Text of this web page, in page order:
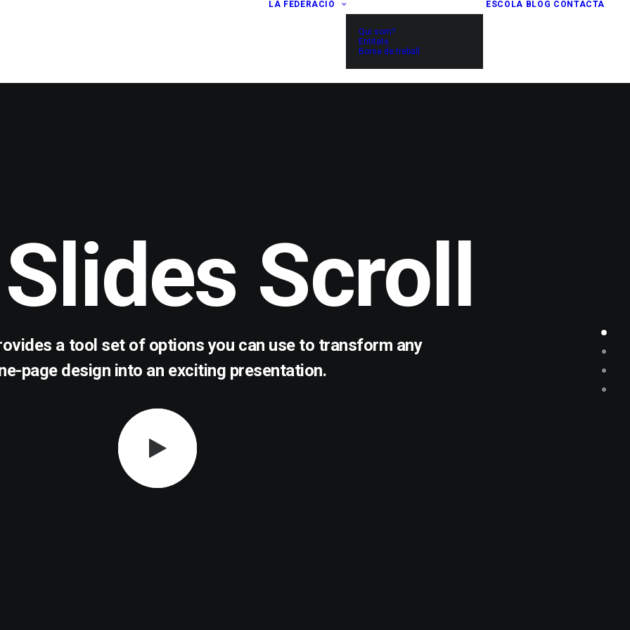
LA FEDERACIÓ
Qui som?
Entitats
Borsa de treball
ESCOLA BLOG CONTACTA
Scroll
a tool set of options you can use to transform any
page design into an exciting presentation.